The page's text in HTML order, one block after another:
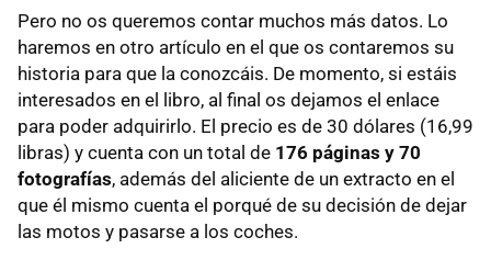
Pero no os queremos contar muchos más datos. Lo
haremos en otro artículo en el que os contaremos su
historia para que la conozcáis. De momento, si estáis
interesados en el libro, al final os dejamos el enlace
para poder adquirirlo. El precio es de 30 dólares (16,99
libras) y cuenta con un total de 176 páginas y 70
fotografías, además del aliciente de un extracto en el
que él mismo cuenta el porqué de su decisión de dejar
las motos y pasarse a los coches.